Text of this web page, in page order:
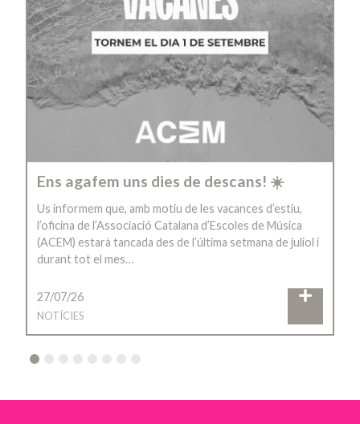
Ens agafem uns dies de descans! ☀️
Us informem que, amb motiu de les vacances d’estiu,
l’oficina de l’Associació Catalana d’Escoles de Música
(ACEM) estarà tancada des de l’última setmana de juliol i
durant tot el mes…
27/07/26
NOTÍCIES
4 5 6 7 8